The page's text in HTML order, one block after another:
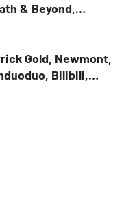
& Beyond,
Gold, Newmont,
Bilibili,